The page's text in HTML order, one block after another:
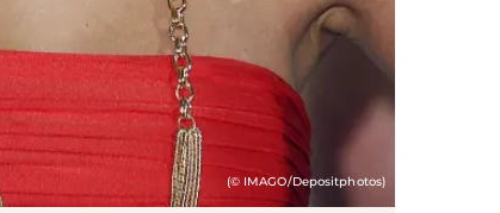
(© IMAGO/Depositphotos)